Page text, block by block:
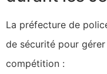
La préfecture de
de sécurité pour
compétition :